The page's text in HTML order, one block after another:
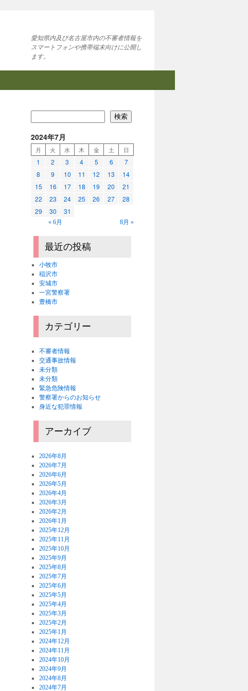
愛知県内及び名古屋市内の不審者情報を
スマートフォンや携帯端末向けに公開し
ます。
検索
2024年7月
月 火 水 木 金 土 日
1 2 3 4 5 6
7
8
9 10 11 12 13
14
15
16 17 18 19 20
21
22
23 24 25 26 27
28
29
30 31
« 6月 8月 »
最近の投稿
小牧市
稲沢市
安城市
一宮警察署
豊橋市
カテゴリー
不審者情報
交通事故情報
未分類
未分類
緊急危険情報
警察署からのお知らせ
身近な犯罪情報
アーカイブ
2026年8月
2026年7月
2026年6月
2026年5月
2026年4月
2026年3月
2026年2月
2026年1月
2025年12月
2025年11月
2025年10月
2025年9月
2025年8月
2025年7月
2025年6月
2025年5月
2025年4月
2025年3月
2025年2月
2025年1月
2024年12月
2024年11月
2024年10月
2024年9月
2024年8月
2024年7月